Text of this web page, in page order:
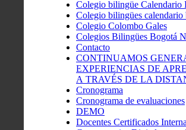
Colegio bilingüe Calendario
Colegio bilingües calendario
Colegio Colombo Gales
Colegios Bilingües Bogotá
Contacto
CONTINUAMOS
EXPERIENCIAS DE
A TRAVÉS DE LA
Cronograma
Cronograma de evaluaciones
DEMO
Docentes Certificados